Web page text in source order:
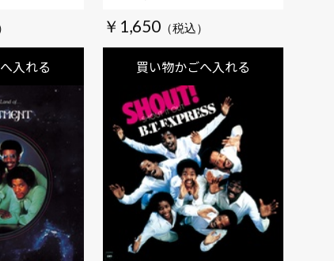
入れる
￥1,650
買い物かごへ入れる